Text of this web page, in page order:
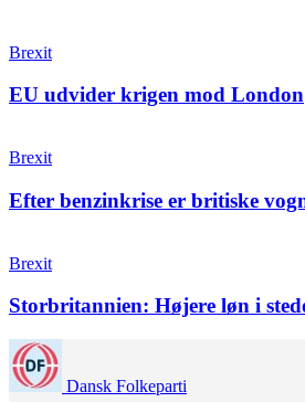
Brexit
EU udvider krigen mod London
Brexit
Efter benzinkrise er britiske
Brexit
Storbritannien: Højere løn i
Dansk Folkeparti